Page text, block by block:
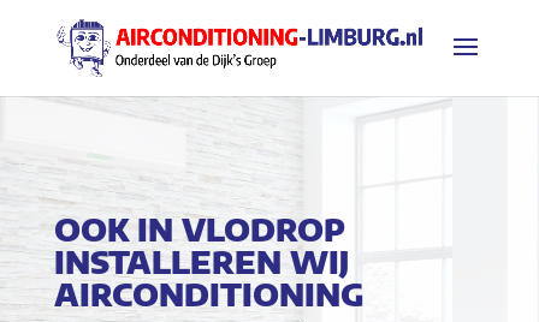
OOK IN VLODROP
INSTALLEREN WIJ
AIRCONDITIONING